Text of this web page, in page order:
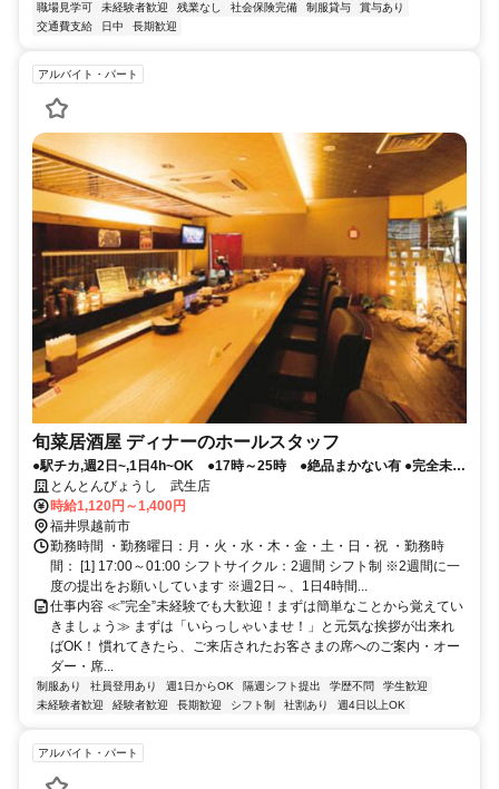
職場見学可
未経験者歓迎 残業なし 社会保険完備 制服貸与
賞与あり
交通費支給
日中 長期歓迎
アルバイト・パート
旬菜居酒屋 ディナーのホールスタッフ
●駅チカ,週2日~,1日4h~OK ●17時～25時 ●絶品まかない有 ●完全未経
験OKとんとんびょうし 武生店
時給1,120円～1,400円
福井県越前市
勤務時間 ・勤務曜日：月・火・水・木・金・土・日・祝 ・勤務時
間： [1] 17:00～01:00 シフトサイクル：2週間 シフト制 ※2週間に一
度の提出をお願いしています ※週2日～、1日4時間...
仕事内容 ≪”完全”未経験でも大歓迎！まずは簡単なことから覚えてい
きましょう≫ まずは「いらっしゃいませ！」と元気な挨拶が出来れ
ばOK！ 慣れてきたら、ご来店されたお客さまの席へのご案内・オー
ダー・席...
制服あり 社員登用あり 週1日からOK 隔週シフト提出 学歴不問
学生歓迎
未経験者歓迎
経験者歓迎 長期歓迎 シフト制 社割あり 週4日以上OK
アルバイト・パート